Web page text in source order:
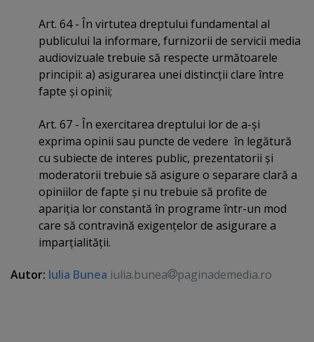
Art. 64 - În virtutea dreptului fundamental al
publicului la informare, furnizorii de servicii media
audiovizuale trebuie să respecte următoarele
principii: a) asigurarea unei distincţii clare între
fapte şi opinii;
Art. 67 - În exercitarea dreptului lor de a-şi
exprima opinii sau puncte de vedere în legătură
cu subiecte de interes public, prezentatorii şi
moderatorii trebuie să asigure o separare clară a
opiniilor de fapte şi nu trebuie să profite de
apariţia lor constantă în programe într-un mod
care să contravină exigenţelor de asigurare a
imparţialităţii.
Autor: Iulia Bunea iulia.bunea paginademedia.ro